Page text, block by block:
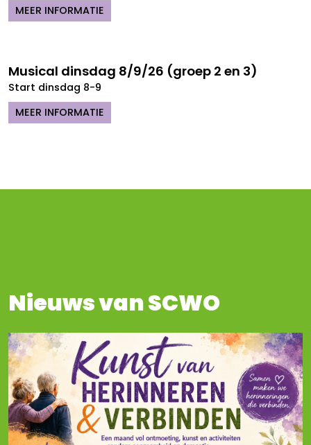
MEER INFORMATIE
Musical dinsdag 8/9/26 (groep 2 en 3)
Start dinsdag 8-9
MEER INFORMATIE
Nieuws van SCWO